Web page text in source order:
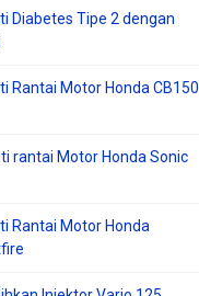
Diabetes Tipe 2 dengan
Rantai Motor Honda CB150
rantai Motor Honda Sonic
Rantai Motor Honda